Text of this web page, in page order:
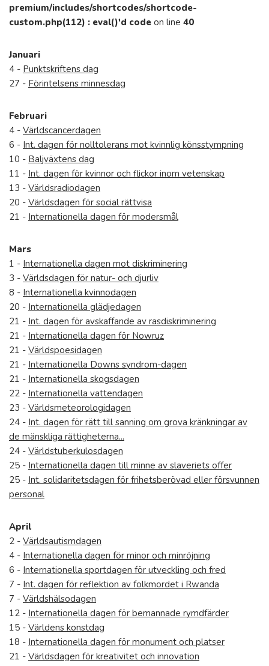
premium/includes/shortcodes/shortcode-
custom.php(112) : eval()'d code on line 40
Januari
4 - Punktskriftens dag
27 - Förintelsens minnesdag
Februari
4 - Världscancerdagen
6 - Int. dagen för nolltolerans mot kvinnlig könsstympning
10 - Baljväxtens dag
11 - Int. dagen för kvinnor och flickor inom vetenskap
13 - Världsradiodagen
20 - Världsdagen för social rättvisa
21 - Internationella dagen för modersmål
Mars
1 - Internationella dagen mot diskriminering
3 - Världsdagen för natur- och djurliv
8 - Internationella kvinnodagen
20 - Internationella glädjedagen
21 - Int. dagen för avskaffande av rasdiskriminering
21 - Internationella dagen för Nowruz
21 - Världspoesidagen
21 - Internationella Downs syndrom-dagen
21 - Internationella skogsdagen
22 - Internationella vattendagen
23 - Världsmeteorologidagen
24 - Int. dagen för rätt till sanning om grova kränkningar av
de mänskliga rättigheterna...
24 - Världstuberkulosdagen
25 - Internationella dagen till minne av slaveriets offer
25 - Int. solidaritetsdagen för frihetsberövad eller försvunnen
personal
April
2 - Världsautismdagen
4 - Internationella dagen för minor och minröjning
6 - Internationella sportdagen för utveckling och fred
7 - Int. dagen för reflektion av folkmordet i Rwanda
7 - Världshälsodagen
12 - Internationella dagen för bemannade rymdfärder
15 - Världens konstdag
18 - Internationella dagen för monument och platser
21 - Världsdagen för kreativitet och innovation